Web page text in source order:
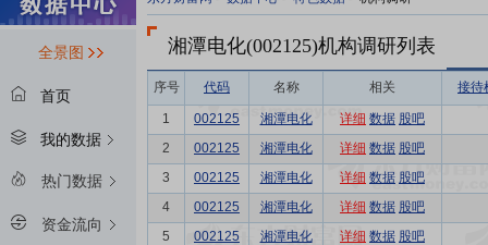
全景图
首页
我的数据
热门数据
资金流向
湘潭电化(002125)机构调研列表
序号 代码 名称 相关 接待
1 002125 湘潭电化 详细 数据 股吧
2
002125 湘潭电化 详细 数据 股吧
3
002125 湘潭电化 详细 数据 股吧
4
002125 湘潭电化 详细 数据 股吧
5
002125 湘潭电化 详细 数据 股吧